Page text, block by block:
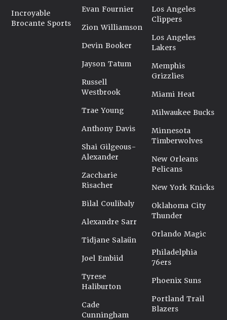
Incroyable
Brocante Sports
Evan Fournier
Zion Williamson
Devin Booker
Jayson Tatum
Russell
Westbrook
Trae Young
Anthony Davis
Shai Gilgeous-
Alexander
Zaccharie
Risacher
Bilal Coulibaly
Alexandre Sarr
Tidjane Salaün
Joel Embiid
Tyrese
Haliburton
Cade
Cunningham
Los Angeles
Clippers
Los Angeles
Lakers
Memphis
Grizzlies
Miami Heat
Milwaukee Bucks
Minnesota
Timberwolves
New Orleans
Pelicans
New York Knicks
Oklahoma City
Thunder
Orlando Magic
Philadelphia
76ers
Phoenix Suns
Portland Trail
Blazers